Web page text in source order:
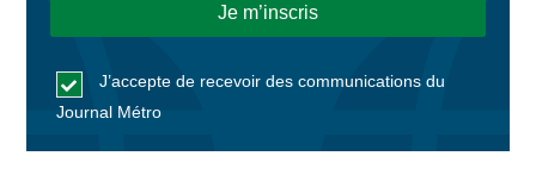
J’accepte de recevoir des communications du
Journal Métro